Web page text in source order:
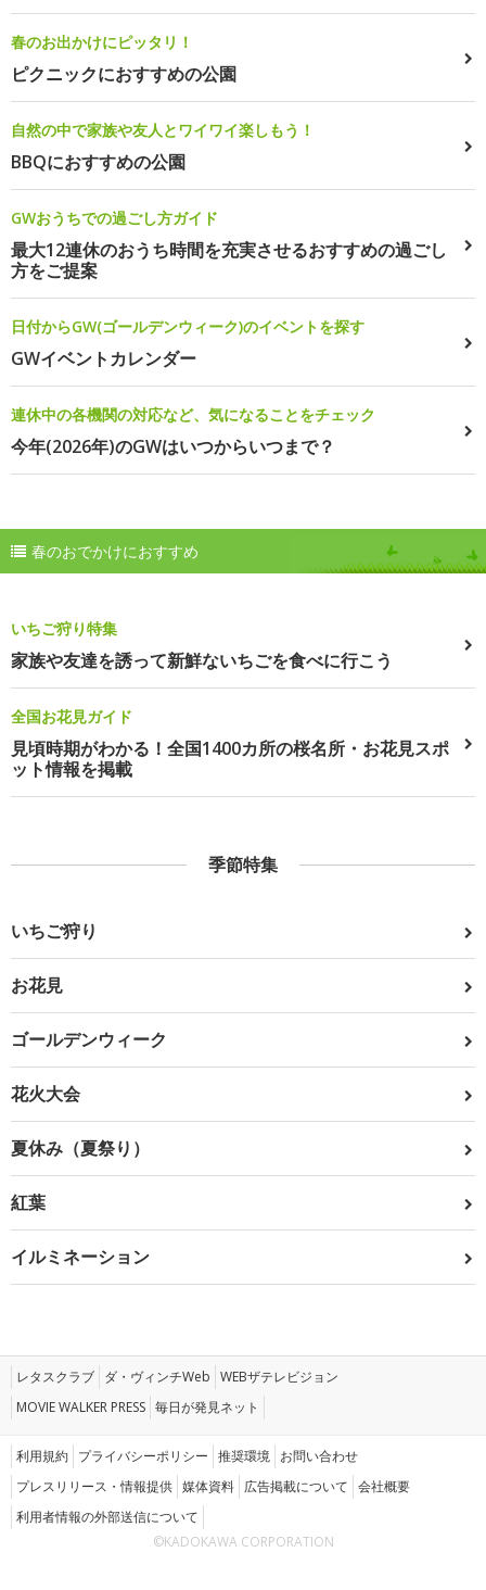
春のお出かけにピッタリ！
ピクニックにおすすめの公園
自然の中で家族や友人とワイワイ楽しもう！
BBQにおすすめの公園
GWおうちでの過ごし方ガイド
最大12連休のおうち時間を充実させるおすすめの過ごし
方をご提案
日付からGW(ゴールデンウィーク)のイベントを探す
GWイベントカレンダー
連休中の各機関の対応など、気になることをチェック
今年(2026年)のGWはいつからいつまで？
春のおでかけにおすすめ
いちご狩り特集
家族や友達を誘って新鮮ないちごを食べに行こう
全国お花見ガイド
見頃時期がわかる！全国1400カ所の桜名所・お花見スポ
ット情報を掲載
季節特集
いちご狩り
お花見
ゴールデンウィーク
花火大会
夏休み（夏祭り）
紅葉
イルミネーション
レタスクラブ ダ・ヴィンチWeb WEBザテレビジョン
MOVIE WALKER PRESS 毎日が発見ネット
利用規約 プライバシーポリシー 推奨環境 お問い合わせ
プレスリリース・情報提供 媒体資料 広告掲載について 会社概要
利用者情報の外部送信について
©KADOKAWA CORPORATION